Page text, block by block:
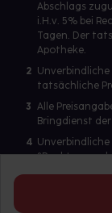
Abschlags
i.H.v. 5% bei
Tagen. Der
Apotheke.
2 Unverbindliche
tatsächliche
3 Alle
Bringdienst
4 Unverbindliche
°Punkte
abgegebene